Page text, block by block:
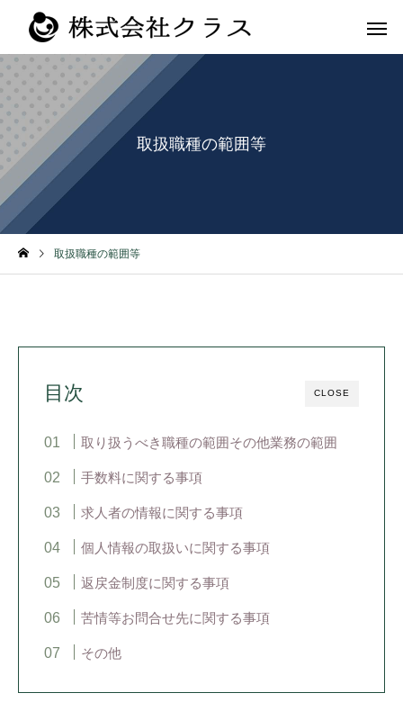
取扱職種の範囲等
取扱職種の範囲等
CLOSE
目次
取り扱うべき職種の範囲その他業務の範囲
手数料に関する事項
求人者の情報に関する事項
個人情報の取扱いに関する事項
返戻金制度に関する事項
苦情等お問合せ先に関する事項
その他